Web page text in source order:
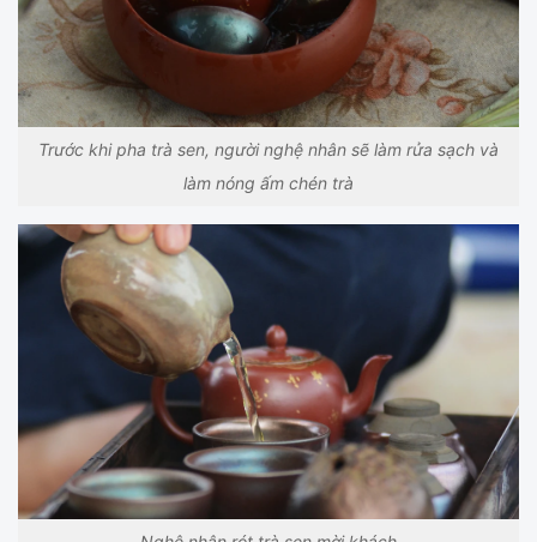
Trước khi pha trà sen, người nghệ nhân sẽ làm rửa sạch và
làm nóng ấm chén trà